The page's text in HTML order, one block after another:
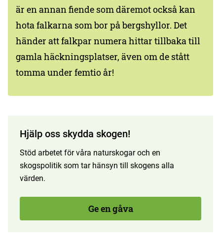
är en annan fiende som däremot också kan
hota falkarna som bor på bergshyllor. Det
händer att falkpar numera hittar tillbaka till
gamla häckningsplatser, även om de stått
tomma under femtio år!
Hjälp oss skydda skogen!
Stöd arbetet för våra naturskogar och en
skogspolitik som tar hänsyn till skogens alla
värden.
Ge en gåva